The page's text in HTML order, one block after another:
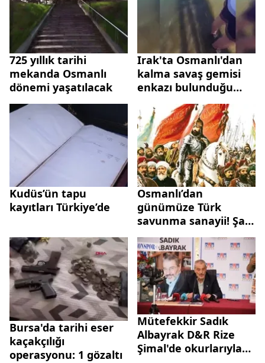
725 yıllık tarihi
mekanda Osmanlı
dönemi yaşatılacak
Irak'ta Osmanlı'dan
kalma savaş gemisi
enkazı bulunduğu
Kudüs’ün tapu
kayıtları Türkiye’de
Osmanlı’dan
günümüze Türk
savunma sanayii! Şahi
topunun sesiyle
başlayan yolculuk |
ANALİZ
Bursa'da tarihi eser
kaçakçılığı
operasyonu: 1 gözaltı
Mütefekkir Sadık
Albayrak D&R Rize
Şimal'de okurlarıyla